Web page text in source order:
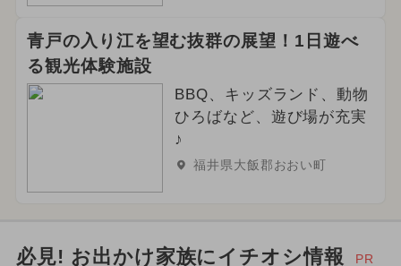
青戸の入り江を望む抜群の展望！1日遊べ
る観光体験施設
BBQ、キッズランド、動物
ひろばなど、遊び場が充実
♪
福井県大飯郡おおい町
必見! お出かけ家族にイチオシ情報 PR